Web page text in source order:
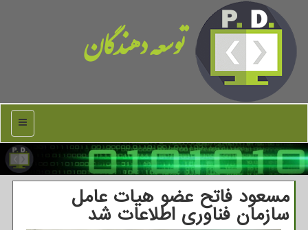
توسعه دهندگان
منو
مسعود فاتح عضو هیات عامل
سازمان فناوری اطلاعات شد